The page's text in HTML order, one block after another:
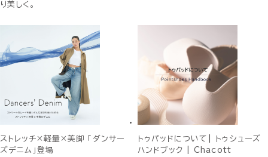
り美しく。
ストレッチ×軽量×美脚 「ダンサー
ズデニム」登場
トゥパッドについて| トゥシューズ
ハンドブック | Chacott